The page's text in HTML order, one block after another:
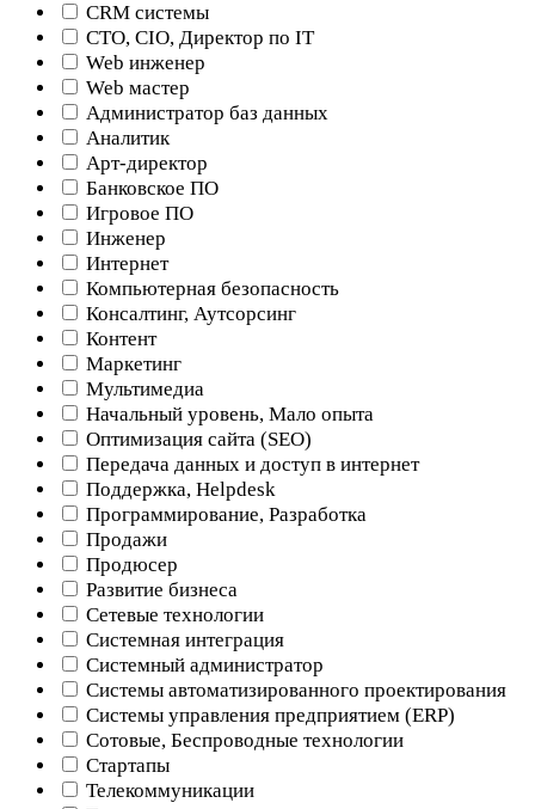
CRM системы
CTO, CIO, Директор по IT
Web инженер
Web мастер
Администратор баз данных
Аналитик
Арт-директор
Банковское ПО
Игровое ПО
Инженер
Интернет
Компьютерная безопасность
Консалтинг, Аутсорсинг
Контент
Маркетинг
Мультимедиа
Начальный уровень, Мало опыта
Оптимизация сайта (SEO)
Передача данных и доступ в интернет
Поддержка, Helpdesk
Программирование, Разработка
Продажи
Продюсер
Развитие бизнеса
Сетевые технологии
Системная интеграция
Системный администратор
Системы автоматизированного проектирования
Системы управления предприятием (ERP)
Сотовые, Беспроводные технологии
Стартапы
Телекоммуникации